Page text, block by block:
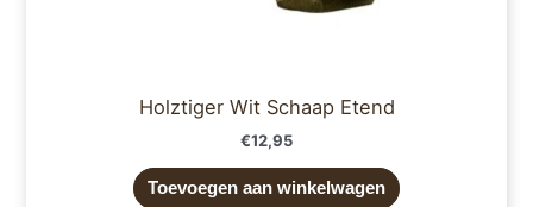
Holztiger Wit Schaap Etend
€12,95
Toevoegen aan winkelwagen